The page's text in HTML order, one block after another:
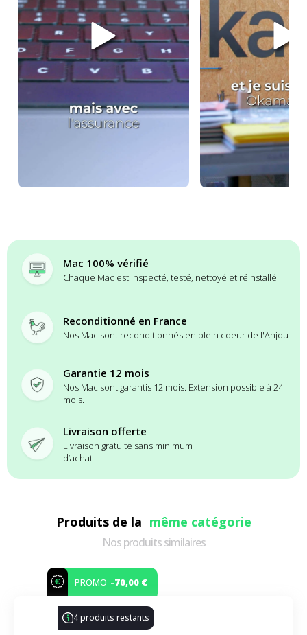
Mac 100% vérifié
Chaque Mac est inspecté, testé, nettoyé et réinstallé
Reconditionné en France
Nos Mac sont reconditionnés en plein coeur de l'Anjou
Garantie 12 mois
Nos Mac sont garantis 12 mois. Extension possible à 24
mois.
Livraison offerte
Livraison gratuite sans minimum
d’achat
Produits de la même catégorie
Nos produits similaires
PROMO -70,00 €
4 produits restants